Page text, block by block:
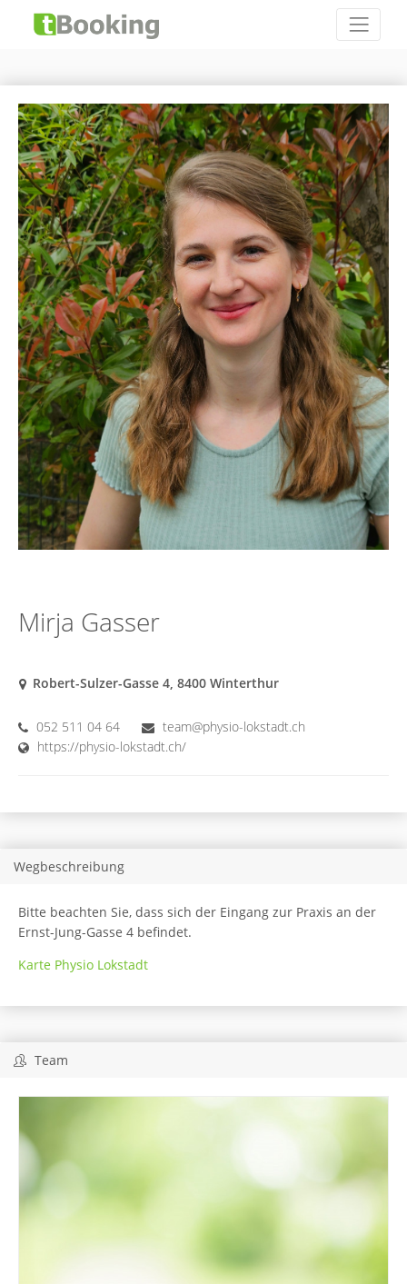
Mirja Gasser
Robert-Sulzer-Gasse 4, 8400 Winterthur
052 511 04 64
team@physio-lokstadt.ch
https://physio-lokstadt.ch/
Wegbeschreibung
Bitte beachten Sie, dass sich der Eingang zur Praxis an der
Ernst-Jung-Gasse 4 befindet.
Karte Physio Lokstadt
Team